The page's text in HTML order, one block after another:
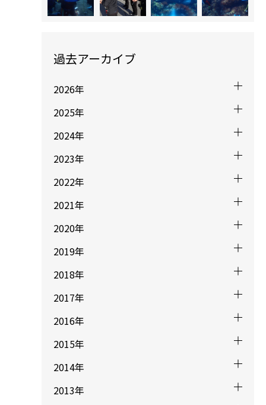
過去アーカイブ
2026年
2025年
2024年
2023年
2022年
2021年
2020年
2019年
2018年
2017年
2016年
2015年
2014年
2013年